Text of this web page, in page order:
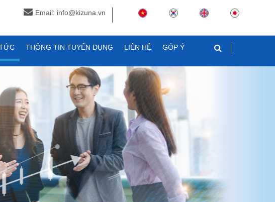
Email: info@kizuna.vn
THÔNG TIN TUYỂN DỤNG LIÊN HỆ GÓP Ý